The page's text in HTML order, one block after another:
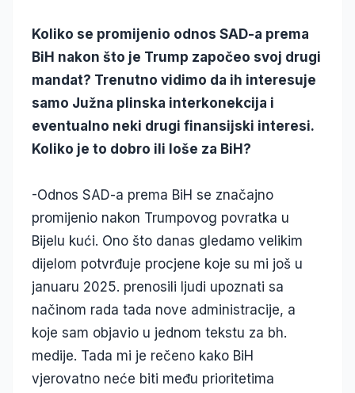
Koliko se promijenio odnos SAD-a prema
BiH nakon što je Trump započeo svoj drugi
mandat? Trenutno vidimo da ih interesuje
samo Južna plinska interkonekcija i
eventualno neki drugi finansijski interesi.
Koliko je to dobro ili loše za BiH?
-Odnos SAD-a prema BiH se značajno
promijenio nakon Trumpovog povratka u
Bijelu kući. Ono što danas gledamo velikim
dijelom potvrđuje procjene koje su mi još u
januaru 2025. prenosili ljudi upoznati sa
načinom rada tada nove administracije, a
koje sam objavio u jednom tekstu za bh.
medije. Tada mi je rečeno kako BiH
vjerovatno neće biti među prioritetima